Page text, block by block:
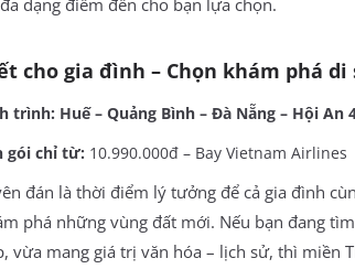
cho gia đình – Chọn khám phá
trình: Huế – Quảng Bình – Đà Nẵng – Hội An
gói chỉ từ: 10.990.000đ – Bay Vietnam Airlines
đán là thời điểm lý tưởng để cả gia đình
phá những vùng đất mới. Nếu bạn đang
vừa mang giá trị văn hóa – lịch sử, thì miền